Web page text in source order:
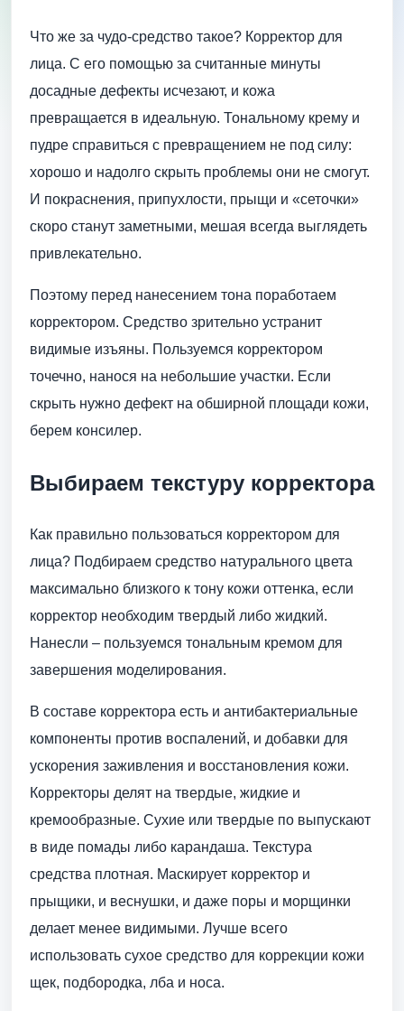
Что же за чудо-средство такое? Корректор для
лица. С его помощью за считанные минуты
досадные дефекты исчезают, и кожа
превращается в идеальную. Тональному крему и
пудре справиться с превращением не под силу:
хорошо и надолго скрыть проблемы они не смогут.
И покраснения, припухлости, прыщи и «сеточки»
скоро станут заметными, мешая всегда выглядеть
привлекательно.
Поэтому перед нанесением тона поработаем
корректором. Средство зрительно устранит
видимые изъяны. Пользуемся корректором
точечно, нанося на небольшие участки. Если
скрыть нужно дефект на обширной площади кожи,
берем консилер.
Выбираем текстуру корректора
Как правильно пользоваться корректором для
лица? Подбираем средство натурального цвета
максимально близкого к тону кожи оттенка, если
корректор необходим твердый либо жидкий.
Нанесли – пользуемся тональным кремом для
завершения моделирования.
В составе корректора есть и антибактериальные
компоненты против воспалений, и добавки для
ускорения заживления и восстановления кожи.
Корректоры делят на твердые, жидкие и
кремообразные. Сухие или твердые по выпускают
в виде помады либо карандаша. Текстура
средства плотная. Маскирует корректор и
прыщики, и веснушки, и даже поры и морщинки
делает менее видимыми. Лучше всего
использовать сухое средство для коррекции кожи
щек, подбородка, лба и носа.